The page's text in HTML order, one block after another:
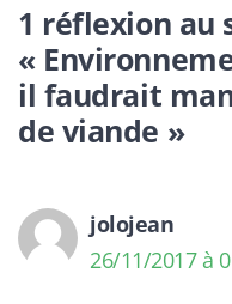
1 réflexion au
«
il faudrait
de viande »
jolojean
26/11/2017 à